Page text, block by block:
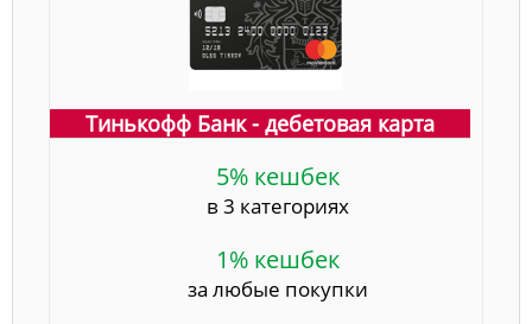
Тинькофф Банк - дебетовая карта
5% кешбек
в 3 категориях
1% кешбек
за любые покупки